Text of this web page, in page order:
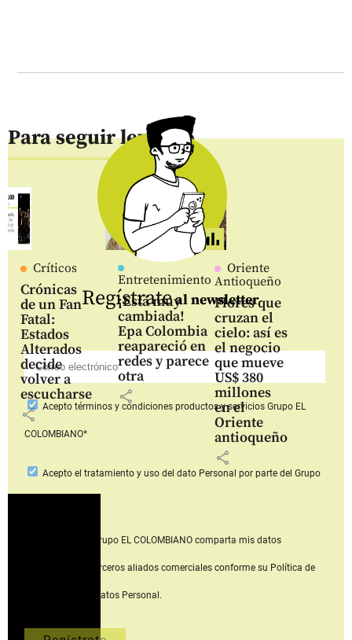
Para seguir leyendo
Críticos
Crónicas
de un Fan
Fatal:
Estados
Alterados
decide
volver a
escucharse
share
Entretenimiento
¡Está muy
cambiada!
Epa Colombia
reapareció en
redes y parece
otra
share
Oriente
Antioqueño
Flores que
cruzan el
cielo: así es
el negocio
que mueve
US$ 380
millones
en el
Oriente
antioqueño
share
Regístrateal newsletter
Aceptotérminos y condiciones productos y serviciosGrupo EL
COLOMBIANO*
Acepto el tratamiento y uso del dato Personal por parte del Grupo
Acepto que Grupo EL COLOMBIANOcomparta mis datos
personales con terceros aliados comerciales conforme su Política de
Tratamiento del Datos Personal.